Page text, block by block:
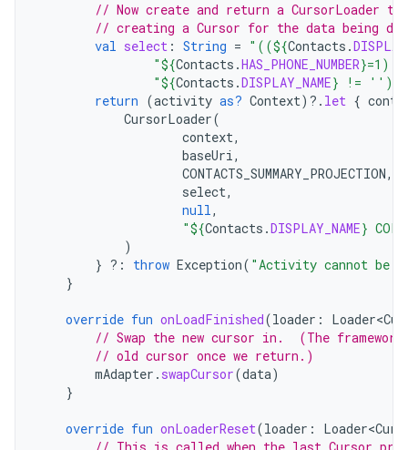
// Now create and return a CursorLoader
// creating a Cursor for the data being
val select : String = "((${Contacts .
"${Contacts .HAS_PHONE_NUMBER}=1)
"${Contacts .DISPLAY_NAME} !=
return (activity as? Context) ?. let {
CursorLoader(
context,
baseUri,
CONTACTS_SUMMARY_PROJECTION,
select,
null,
"${Contacts .DISPLAY_NAME}
)
} ?: throw Exception( "Activity cannot be
}
override fun onLoadFinished(loader :
// Swap the new cursor in.  (The
// old cursor once we return.)
mAdapter . swapCursor(data)
}
override fun onLoaderReset(loader :